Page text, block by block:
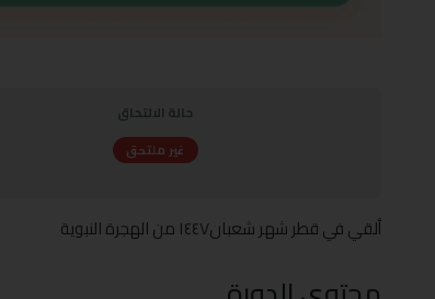
حالة الالتحاق
غير ملتحق
ألقي في قطر شهر شعبان١٤٤٧ من الهجرة النبوية